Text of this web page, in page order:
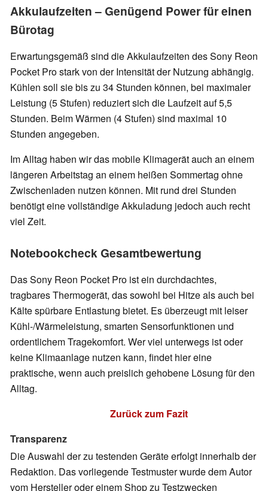
Akkulaufzeiten – Genügend Power für einen
Bürotag
Erwartungsgemäß sind die Akkulaufzeiten des Sony Reon
Pocket Pro stark von der Intensität der Nutzung abhängig.
Kühlen soll sie bis zu 34 Stunden können, bei maximaler
Leistung (5 Stufen) reduziert sich die Laufzeit auf 5,5
Stunden. Beim Wärmen (4 Stufen) sind maximal 10
Stunden angegeben.
Im Alltag haben wir das mobile Klimagerät auch an einem
längeren Arbeitstag an einem heißen Sommertag ohne
Zwischenladen nutzen können. Mit rund drei Stunden
benötigt eine vollständige Akkuladung jedoch auch recht
viel Zeit.
Notebookcheck Gesamtbewertung
Das Sony Reon Pocket Pro ist ein durchdachtes,
tragbares Thermogerät, das sowohl bei Hitze als auch bei
Kälte spürbare Entlastung bietet. Es überzeugt mit leiser
Kühl-/Wärmeleistung, smarten Sensorfunktionen und
ordentlichem Tragekomfort. Wer viel unterwegs ist oder
keine Klimaanlage nutzen kann, findet hier eine
praktische, wenn auch preislich gehobene Lösung für den
Alltag.
Zurück zum Fazit
Transparenz
Die Auswahl der zu testenden Geräte erfolgt innerhalb der
Redaktion. Das vorliegende Testmuster wurde dem Autor
vom Hersteller oder einem Shop zu Testzwecken